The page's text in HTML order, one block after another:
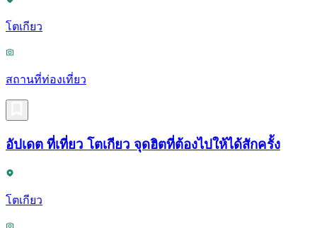
โตเกียว
สถานที่ท่องเที่ยว
อัปเดต ที่เที่ยว โตเกียว จุดฮิตที่ต้องไปให้ได้สักครั้ง
โตเกียว